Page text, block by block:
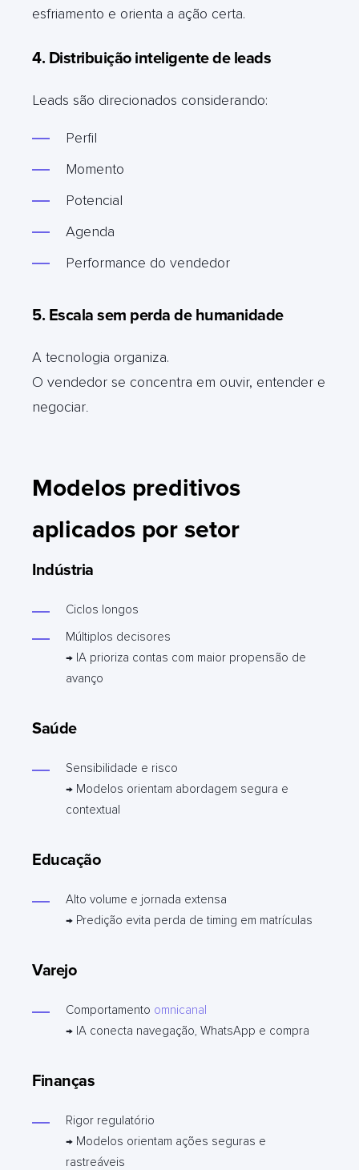
esfriamento e orienta a ação certa.
4. Distribuição inteligente de leads
Leads são direcionados considerando:
Perfil
Momento
Potencial
Agenda
Performance do vendedor
5. Escala sem perda de humanidade
A tecnologia organiza.
O vendedor se concentra em ouvir, entender e
negociar.
Modelos preditivos
aplicados por setor
Indústria
Ciclos longos
Múltiplos decisores
→ IA prioriza contas com maior propensão de
avanço
Saúde
Sensibilidade e risco
→ Modelos orientam abordagem segura e
contextual
Educação
Alto volume e jornada extensa
→ Predição evita perda de timing em matrículas
Varejo
Comportamento omnicanal
→ IA conecta navegação, WhatsApp e compra
Finanças
Rigor regulatório
→ Modelos orientam ações seguras e
rastreáveis